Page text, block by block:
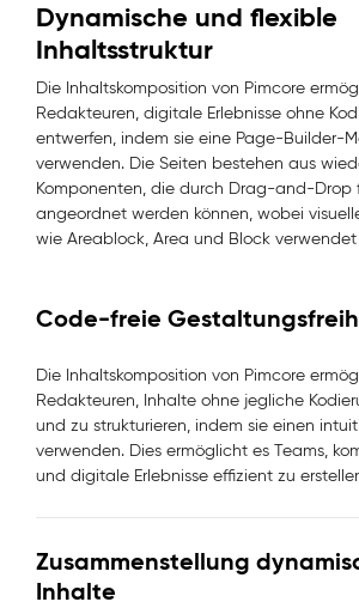
Dynamische und flexible
Inhaltsstruktur
Die Inhaltskomposition von Pimcore
Redakteuren, digitale Erlebnisse ohne
entwerfen, indem sie eine Page-Builder-
verwenden. Die Seiten bestehen aus
Komponenten, die durch Drag-and-Drop
angeordnet werden können, wobei
wie Areablock, Area und Block
Code-freie
Die Inhaltskomposition von Pimcore
Redakteuren, Inhalte ohne jegliche
und zu strukturieren, indem sie einen
verwenden. Dies ermöglicht es Teams,
und digitale Erlebnisse effizient zu
Zusammenstellung
Inhalte